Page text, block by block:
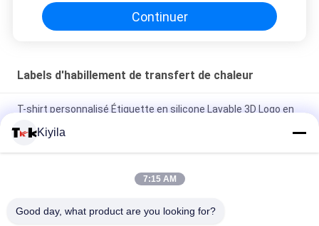
Continuer
Labels d'habillement de transfert de chaleur
T-shirt personnalisé Étiquette en silicone Lavable 3D Logo en
Étiquette en silicone à injection de moule personnalisée
Lavable 3D Logo en silicone doux Transfert de chaleur Badge
Étiquette de transfert de chaleur pour vêtements
Kiyila
7:15 AM
Good day, what product are you looking for?